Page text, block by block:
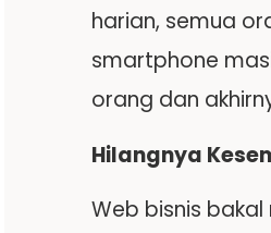
harian, semua
smartphone
orang dan
Hilangnya
Web bisnis